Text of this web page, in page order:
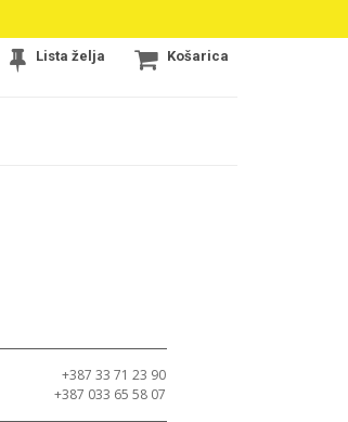
Lista želja Košarica